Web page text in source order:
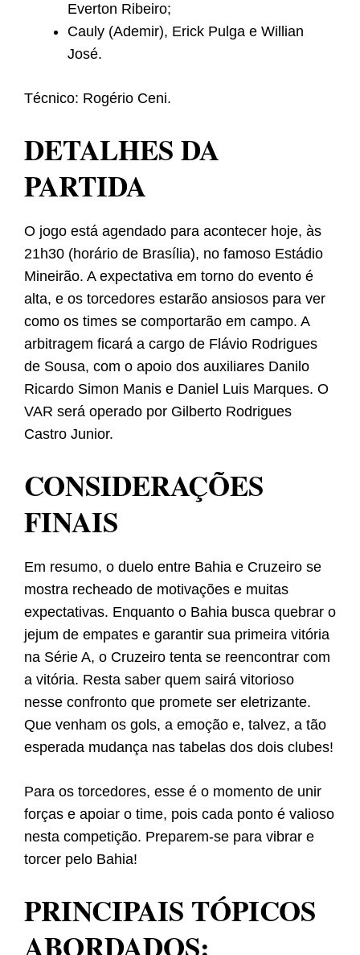
Everton Ribeiro;
Cauly (Ademir), Erick Pulga e Willian
José.
Técnico: Rogério Ceni.
DETALHES DA
PARTIDA
O jogo está agendado para acontecer hoje, às
21h30 (horário de Brasília), no famoso Estádio
Mineirão. A expectativa em torno do evento é
alta, e os torcedores estarão ansiosos para ver
como os times se comportarão em campo. A
arbitragem ficará a cargo de Flávio Rodrigues
de Sousa, com o apoio dos auxiliares Danilo
Ricardo Simon Manis e Daniel Luis Marques. O
VAR será operado por Gilberto Rodrigues
Castro Junior.
CONSIDERAÇÕES
FINAIS
Em resumo, o duelo entre Bahia e Cruzeiro se
mostra recheado de motivações e muitas
expectativas. Enquanto o Bahia busca quebrar o
jejum de empates e garantir sua primeira vitória
na Série A, o Cruzeiro tenta se reencontrar com
a vitória. Resta saber quem sairá vitorioso
nesse confronto que promete ser eletrizante.
Que venham os gols, a emoção e, talvez, a tão
esperada mudança nas tabelas dos dois clubes!
Para os torcedores, esse é o momento de unir
forças e apoiar o time, pois cada ponto é valioso
nesta competição. Preparem-se para vibrar e
torcer pelo Bahia!
PRINCIPAIS TÓPICOS
ABORDADOS: